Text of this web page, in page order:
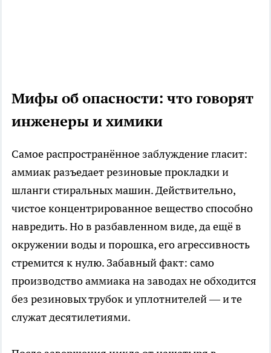
Мифы об опасности: что говорят
инженеры и химики
Самое распространённое заблуждение гласит:
аммиак разъедает резиновые прокладки и
шланги стиральных машин. Действительно,
чистое концентрированное вещество способно
навредить. Но в разбавленном виде, да ещё в
окружении воды и порошка, его агрессивность
стремится к нулю. Забавный факт: само
производство аммиака на заводах не обходится
без резиновых трубок и уплотнителей — и те
служат десятилетиями.